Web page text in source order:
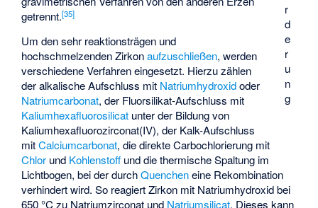
r
d
e
r
u
n
g
getrennt.[35]
Um den sehr reaktionsträgen und
hochschmelzenden Zirkonaufzuschließen, werden
verschiedene Verfahren eingesetzt. Hierzu zählen
der alkalische Aufschluss mit Natriumhydroxidoder
Natriumcarbonat, der Fluorsilikat-Aufschluss mit
Kaliumhexafluorosilicat unter der Bildung von
Kaliumhexafluorozirconat(IV), der Kalk-Aufschluss
mitCalciumcarbonat, die direkte Carbochlorierung mit
Chlor und Kohlenstoff und die thermische Spaltung im
Lichtbogen, bei der durchQuencheneine Rekombination
verhindert wird. So reagiert Zirkon mit Natriumhydroxid bei
650 °C zu Natriumzirconat und Natriumsilicat. Dieses kann